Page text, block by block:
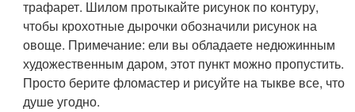
трафарет. Шилом протыкайте рисунок по контуру,
чтобы крохотные дырочки обозначили рисунок на
овоще. Примечание: ели вы обладаете недюжинным
художественным даром, этот пункт можно пропустить.
Просто берите фломастер и рисуйте на тыкве все, что
душе угодно.